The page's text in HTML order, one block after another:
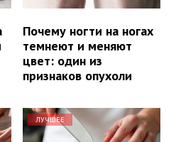
Почему ногти на ногах
темнеют и меняют
цвет: один из
признаков опухоли
ЛУЧШЕЕ